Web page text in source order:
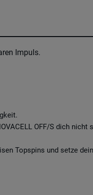
Impuls.
OFF/S dich nicht
Topspins und setze